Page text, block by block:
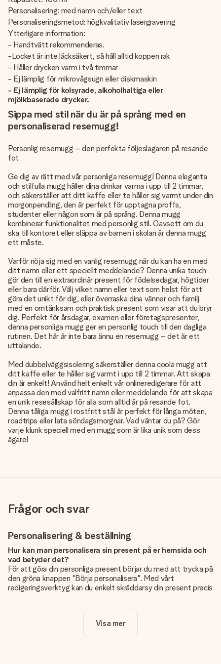
Personalisering: med namn och/eller text
Personaliseringsmetod: högkvalitativ lasergravering
Ytterligare information:
- Handtvätt rekommenderas.
-Locket är inte läcksäkert, så håll alltid koppen rak
- Håller drycken varm i två timmar
- Ej lämplig för mikrovågsugn eller diskmaskin
- Ej lämplig för kolsyrade, alkoholhaltiga eller
mjölkbaserade drycker.
Sippa med stil när du är på språng med en
personaliserad resemugg!
Personlig resemugg – den perfekta följeslagaren på resande
fot
Ge dig av rätt med vår personliga resemugg! Denna eleganta
och stilfulla mugg håller dina drinkar varma i upp till 2 timmar,
och säkerställer att ditt kaffe eller te håller sig varmt under din
morgonpendling, den är perfekt för upptagna proffs,
studenter eller någon som är på språng. Denna mugg
kombinerar funktionalitet med personlig stil. Oavsett om du
ska till kontoret eller släppa av barnen i skolan är denna mugg
ett måste.
Varför nöja sig med en vanlig resemugg när du kan ha en med
ditt namn eller ett speciellt meddelande? Denna unika touch
gör den till en extraordinär present för födelsedagar, högtider
eller bara därför. Välj vilket namn eller text som helst för att
göra det unikt för dig, eller överraska dina vänner och familj
med en omtänksam och praktisk present som visar att du bryr
dig. Perfekt för årsdagar, examen eller företagspresenter,
denna personliga mugg ger en personlig touch till den dagliga
rutinen. Det här är inte bara ännu en resemugg – det är ett
uttalande.
Med dubbelväggsisolering säkerställer denna coola mugg att
ditt kaffe eller te håller sig varmt i upp till 2 timmar. Att skapa
din är enkelt! Använd helt enkelt vår onlineredigerare för att
anpassa den med valfritt namn eller meddelande för att skapa
en unik resesällskap för alla som alltid är på resande fot.
Denna tåliga mugg i rostfritt stål är perfekt för långa möten,
roadtrips eller lata söndagsmorgnar. Vad väntar du på? Gör
varje klunk speciell med en mugg som är lika unik som dess
ägare!
Frågor och svar
Personalisering & beställning
Hur kan man personalisera sin present på er hemsida och
vad betyder det?
För att göra din personliga present börjar du med att trycka på
den gröna knappen "Börja personalisera". Med vårt
redigeringsverktyg kan du enkelt skräddarsy din present precis
Kostar det något extra att personalisera sin present?
Visa mer